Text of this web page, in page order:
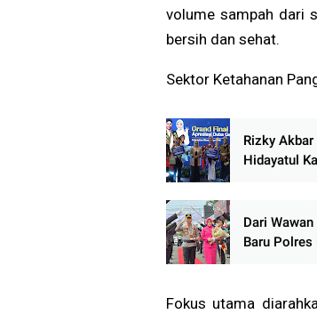
volume sampah dari
bersih dan sehat.
Sektor Ketahanan
Rizky
Hidayatul
Generasi
Dari
Baru
Fokus utama